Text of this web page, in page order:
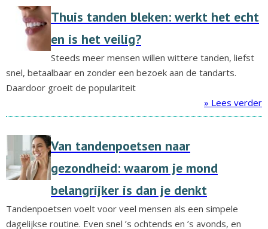
Thuis tanden bleken: werkt het echt
en is het veilig?
Steeds meer mensen willen wittere tanden, liefst
snel, betaalbaar en zonder een bezoek aan de tandarts.
Daardoor groeit de populariteit
» Lees verder
Van tandenpoetsen naar
gezondheid: waarom je mond
belangrijker is dan je denkt
Tandenpoetsen voelt voor veel mensen als een simpele
dagelijkse routine. Even snel ’s ochtends en ’s avonds, en